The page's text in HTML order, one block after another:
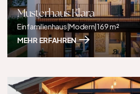
Musterhaus Klara
Einfamilienhaus|Modern|169 m²
MEHR ERFAHREN